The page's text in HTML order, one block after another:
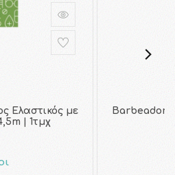
Ελαστικός με
| 1τμχ
Barbeador